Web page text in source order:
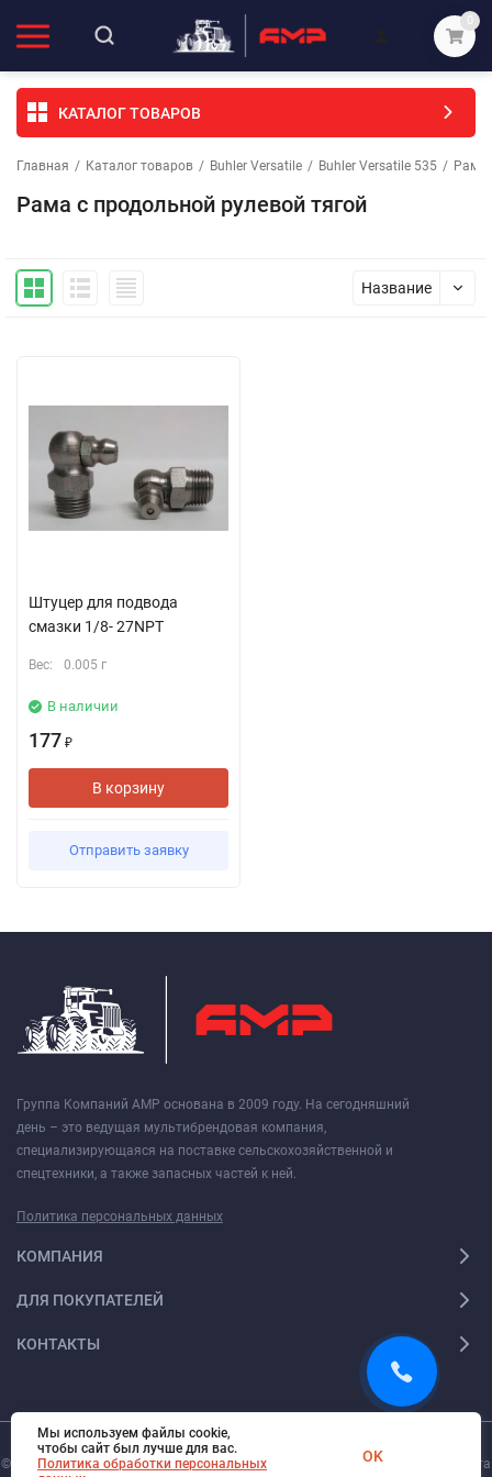
0
КАТАЛОГ ТОВАРОВ
Главная / Каталог товаров / Buhler Versatile / Buhler Versatile 535 /
Рама с продольной рулевой тягой
Название
Штуцер для подвода
смазки 1/8- 27NPT
Вес: 0.005 г
В наличии
177 ₽
В корзину
Отправить заявку
Группа Компаний АМР основана в 2009 году. На сегодняшний
день – это ведущая мультибрендовая компания,
специализирующаяся на поставке сельскохозяйственной и
спецтехники, а также запасных частей к ней.
Политика персональных данных
КОМПАНИЯ
ДЛЯ ПОКУПАТЕЛЕЙ
КОНТАКТЫ
© 2026. Все права защищены. Digi-Web.ru — создание и поддержка сайта
Мы используем файлы cookie,
чтобы сайт был лучше для вас.
Политика обработки персональных
OK